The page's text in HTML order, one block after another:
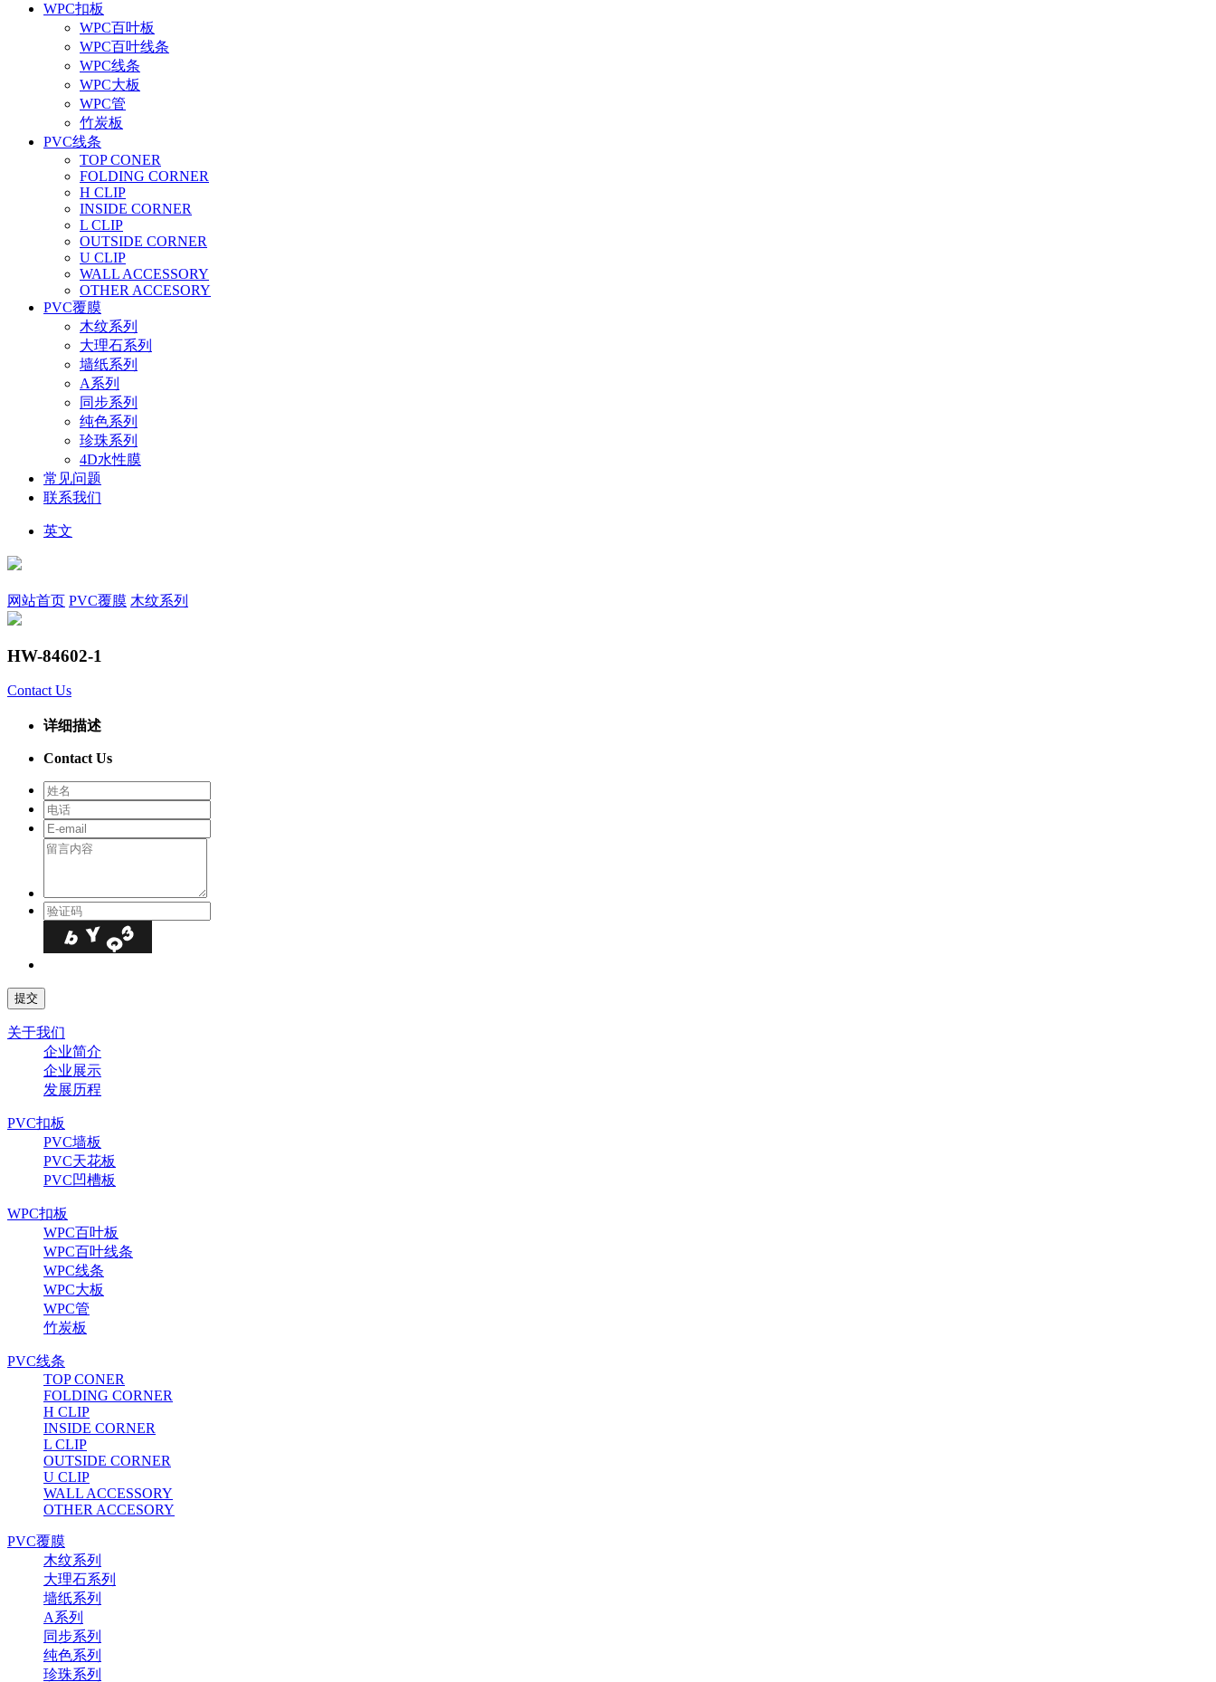
WPC扣板
WPC百叶板
WPC百叶线条
WPC线条
WPC大板
WPC管
竹炭板
PVC线条
TOP CONER
FOLDING CORNER
H CLIP
INSIDE CORNER
L CLIP
OUTSIDE CORNER
U CLIP
WALL ACCESSORY
OTHER ACCESORY
PVC覆膜
木纹系列
大理石系列
墙纸系列
A系列
同步系列
纯色系列
珍珠系列
4D水性膜
常见问题
联系我们
英文
网站首页 PVC覆膜 木纹系列
HW-84602-1
Contact Us
详细描述
Contact Us
关于我们
企业简介
企业展示
发展历程
PVC扣板
PVC墙板
PVC天花板
PVC凹槽板
WPC扣板
WPC百叶板
WPC百叶线条
WPC线条
WPC大板
WPC管
竹炭板
PVC线条
TOP CONER
FOLDING CORNER
H CLIP
INSIDE CORNER
L CLIP
OUTSIDE CORNER
U CLIP
WALL ACCESSORY
OTHER ACCESORY
PVC覆膜
木纹系列
大理石系列
墙纸系列
A系列
同步系列
纯色系列
珍珠系列